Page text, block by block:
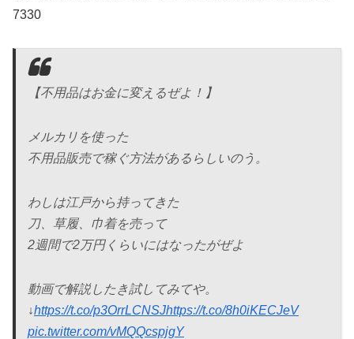
7330
【不用品はお金に変えるぜよ！】
メルカリを使った
不用品販売で稼ぐ方法があるらしいのう。
わしは江戸から持ってきた
刀、草履、巾着を売って
2週間で2万円くらいにはなったがぜよ
動画で解説したき試してみてや。
↓https://t.co/p3OrrLCNSJhttps://t.co/8h0iKECJeV
pic.twitter.com/vMQQcspjgY